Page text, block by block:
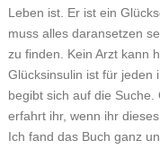
Leben ist. Er ist ein
muss alles daransetzen
zu finden. Kein Arzt kann
Glücksinsulin ist für jeden
begibt sich auf die Suche.
erfahrt ihr, wenn ihr
Ich fand das Buch ganz